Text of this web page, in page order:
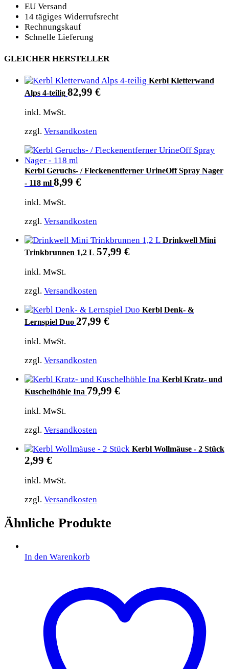
EU Versand
14 tägiges Widerrufsrecht
Rechnungskauf
Schnelle Lieferung
GLEICHER HERSTELLER
Kerbl Kletterwand
Alps 4-teilig 82,99 €
inkl. MwSt.
zzgl. Versandkosten
Kerbl Geruchs- / Fleckenentferner UrineOff Spray Nager
- 118 ml 8,99 €
inkl. MwSt.
zzgl. Versandkosten
Drinkwell Mini
Trinkbrunnen 1,2 L 57,99 €
inkl. MwSt.
zzgl. Versandkosten
Kerbl Denk- &
Lernspiel Duo 27,99 €
inkl. MwSt.
zzgl. Versandkosten
Kerbl Kratz- und
Kuschelhöhle Ina 79,99 €
inkl. MwSt.
zzgl. Versandkosten
Kerbl Wollmäuse - 2 Stück
2,99 €
inkl. MwSt.
zzgl. Versandkosten
Ähnliche Produkte
In den Warenkorb